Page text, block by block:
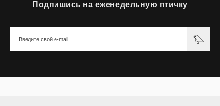
Подпишись на еженедельную птичку